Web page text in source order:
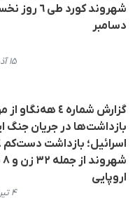
شهروند کورد طی
دسامبر
۱۵ آذر ۱۴۰۴، ۲۱:۵۳
گزارش شمارە ٤ هه‌نگاو
بازداشت‌ها در جریان جنگ
اروپایی
۴ تیر ۱۴۰۴، ۲۲:۴۳